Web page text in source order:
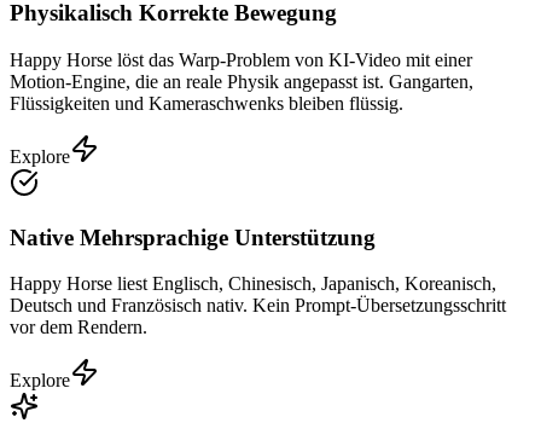
Physikalisch Korrekte Bewegung
Happy Horse löst das Warp-Problem von KI-Video mit einer
Motion-Engine, die an reale Physik angepasst ist. Gangarten,
Flüssigkeiten und Kameraschwenks bleiben flüssig.
Explore
Native Mehrsprachige Unterstützung
Happy Horse liest Englisch, Chinesisch, Japanisch, Koreanisch,
Deutsch und Französisch nativ. Kein Prompt-Übersetzungsschritt
vor dem Rendern.
Explore